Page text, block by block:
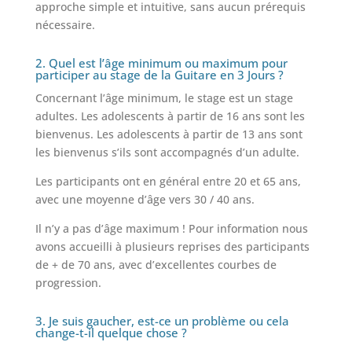
approche simple et intuitive, sans aucun prérequis
nécessaire.
2. Quel est l’âge minimum ou maximum pour
participer au stage de la Guitare en 3 Jours ?
Concernant l’âge minimum, le stage est un stage
adultes. Les adolescents à partir de 16 ans sont les
bienvenus. Les adolescents à partir de 13 ans sont
les bienvenus s’ils sont accompagnés d’un adulte.
Les participants ont en général entre 20 et 65 ans,
avec une moyenne d’âge vers 30 / 40 ans.
Il n’y a pas d’âge maximum ! Pour information nous
avons accueilli à plusieurs reprises des participants
de + de 70 ans, avec d’excellentes courbes de
progression.
3. Je suis gaucher, est-ce un problème ou cela
change-t-il quelque chose ?